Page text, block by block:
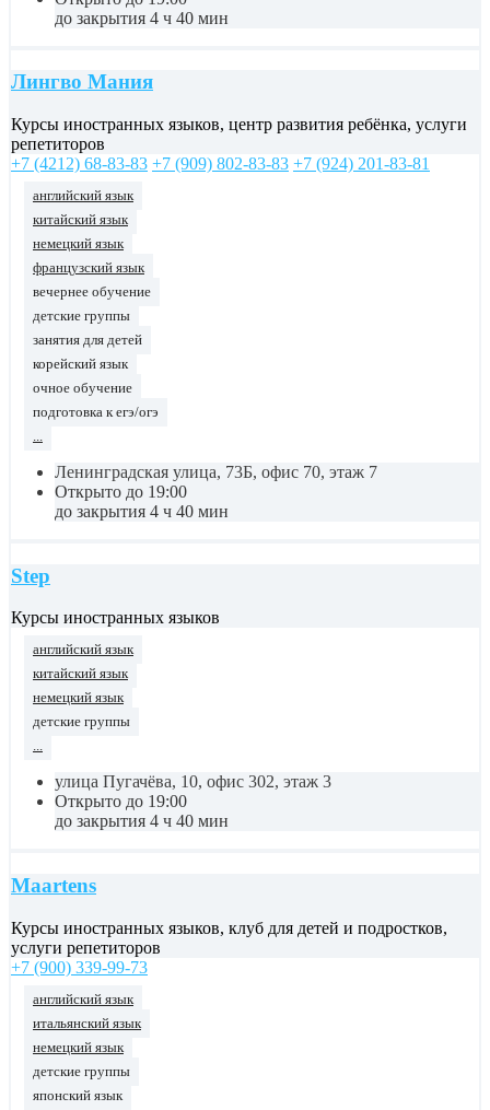
до закрытия 4 ч 40 мин
Лингво Мания
Курсы иностранных языков, центр развития ребёнка, услуги
репетиторов
+7 (4212) 68-83-83 +7 (909) 802-83-83 +7 (924) 201-83-81
английский язык
китайский язык
немецкий язык
французский язык
вечернее обучение
детские группы
занятия для детей
корейский язык
очное обучение
подготовка к егэ/огэ
...
Ленинградская улица, 73Б, офис 70, этаж 7
Открыто до 19:00
до закрытия 4 ч 40 мин
Step
Курсы иностранных языков
английский язык
китайский язык
немецкий язык
детские группы
...
улица Пугачёва, 10, офис 302, этаж 3
Открыто до 19:00
до закрытия 4 ч 40 мин
Maartens
Курсы иностранных языков, клуб для детей и подростков,
услуги репетиторов
+7 (900) 339-99-73
английский язык
итальянский язык
немецкий язык
детские группы
японский язык